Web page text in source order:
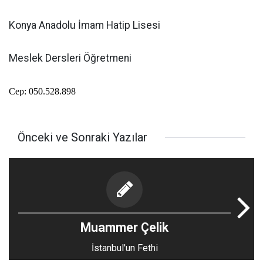
Konya Anadolu İmam Hatip Lisesi
Meslek Dersleri Öğretmeni
Cep: 050.528.898
Önceki ve Sonraki Yazılar
Muammer Çelik
İstanbul'un Fethi